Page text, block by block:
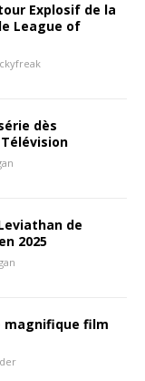
Explosif de la
League of
dès
de
2025
magnifique film